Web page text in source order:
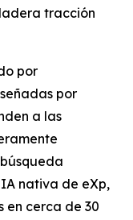
tracción
por
por
a las
nativa de eXp,
en cerca de 30